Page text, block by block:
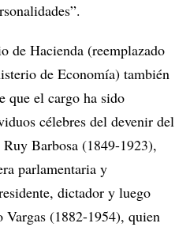
de Hacienda (reemplazado
de Economía) también
que el cargo ha sido
célebres del devenir del
Barbosa (1849-1923),
parlamentaria y
dictador y luego
(1882-1954), quien